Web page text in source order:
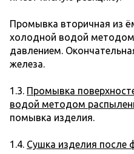
Промывка вторичная из
холодной водой
давлением.
железа.
1.3. Промывка
водой методом
помывка изделия.
1.4. Сушка изделия после